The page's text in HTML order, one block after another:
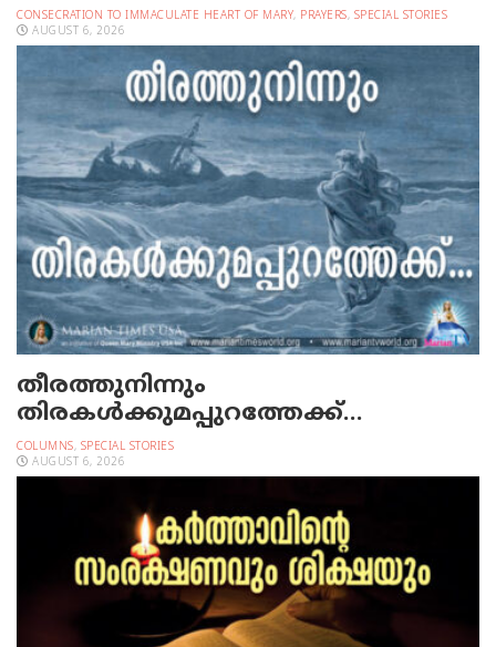
CONSECRATION TO IMMACULATE HEART OF MARY, PRAYERS, SPECIAL STORIES
AUGUST 6, 2026
തീരത്തുനിന്നും
തിരകള്‍ക്കുമപ്പുറത്തേക്ക്…
COLUMNS, SPECIAL STORIES
AUGUST 6, 2026